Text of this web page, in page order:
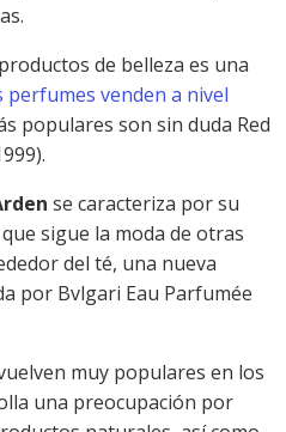
de belleza es una
perfumes venden a nivel
populares son sin duda Red
se caracteriza por su
sigue la moda de otras
del té, una nueva
por Bvlgari Eau Parfumée
muy populares en los
una preocupación por